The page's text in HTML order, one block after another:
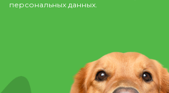
персональных данных.